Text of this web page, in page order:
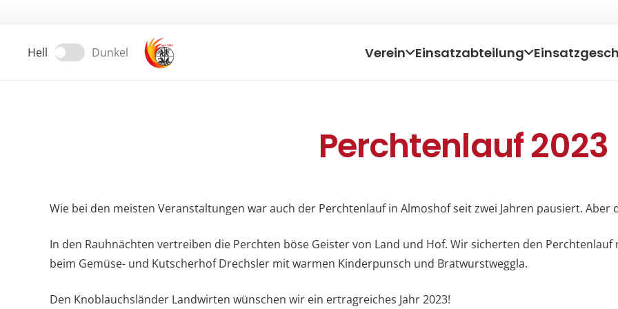
Hell Dunkel Verein Einsatzabteilung
Perchtenlauf 2023
Wie bei den meisten Veranstaltungen war auch der Perchtenlauf in Almoshof seit zwei Jahren pausiert.
In den Rauhnächten vertreiben die Perchten böse Geister von Land und Hof. Wir sicherten den
beim Gemüse- und Kutscherhof Drechsler mit warmen Kinderpunsch und Bratwurstweggla.
Den Knoblauchsländer Landwirten wünschen wir ein ertragreiches Jahr 2023!